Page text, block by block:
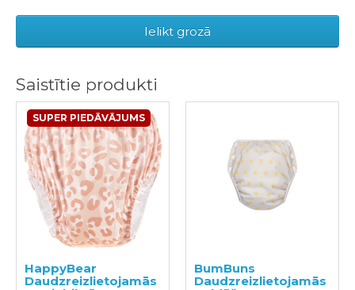
Ielikt grozā
Saistītie produkti
SUPER PIEDĀVĀJUMS
HappyBear
Daudzreizlietojamās
BumBuns
Daudzreizlietojamās